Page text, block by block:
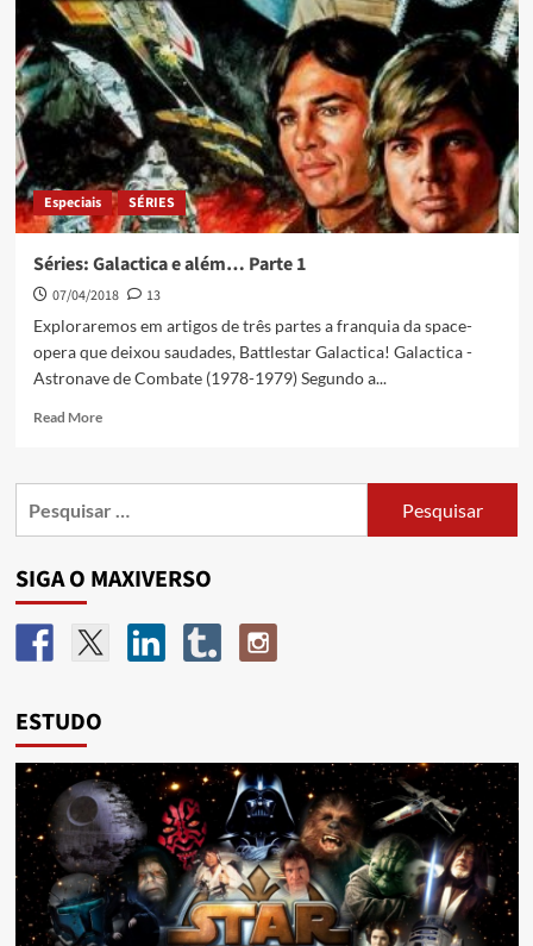
Especiais SÉRIES
Séries: Galactica e além… Parte 1
07/04/2018
13
Exploraremos em artigos de três partes a franquia da space-
opera que deixou saudades, Battlestar Galactica! Galactica -
Astronave de Combate (1978-1979) Segundo a...
Read More
SIGA O MAXIVERSO
ESTUDO